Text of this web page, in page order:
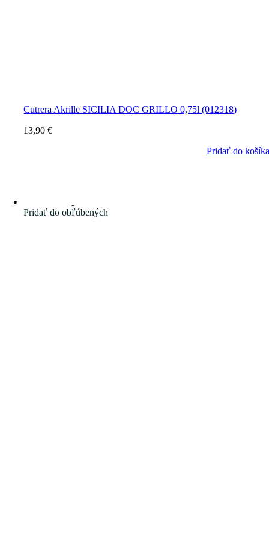
Cutrera Akrille SICILIA DOC GRILLO 0,75l (012318)
13,90€
Pridať do košíka
Pridať do obľúbených